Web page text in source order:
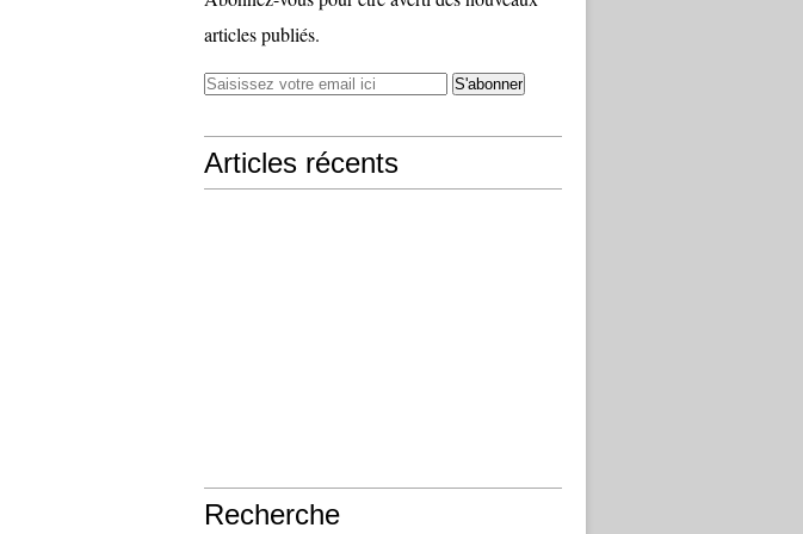
articles publiés.
Articles récents
Recherche